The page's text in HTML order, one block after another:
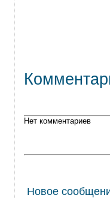
Нет комментариев
Новое